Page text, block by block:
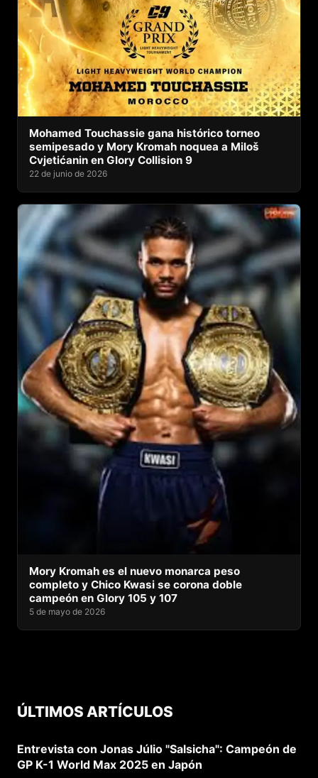
Mohamed Touchassie gana histórico torneo
semipesado y Mory Kromah noquea a Miloš
Cvjetićanin en Glory Collision 9
22 de junio de 2026
Mory Kromah es el nuevo monarca peso
completo y Chico Kwasi se corona doble
campeón en Glory 105 y 107
5 de mayo de 2026
ÚLTIMOS ARTÍCULOS
Entrevista con Jonas Júlio "Salsicha": Campeón de
GP K-1 World Max 2025 en Japón